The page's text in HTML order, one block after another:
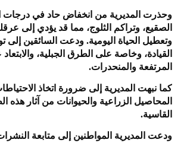
وحذرت المديرية من انخفاض حاد في درجات
الصقيع، وتراكم الثلوج، مما قد يؤدي إلى
وتعطيل الحياة اليومية. ودعت السائقين إلى
القيادة، وخاصة على الطرق الجبلية،
المرتفعة والمنحدرات.
كما نبهت المديرية إلى ضرورة اتخاذ
المحاصيل الزراعية والحيوانات من آثار هذه
القاسية.
ودعت المديرية المواطنين إلى متابعة